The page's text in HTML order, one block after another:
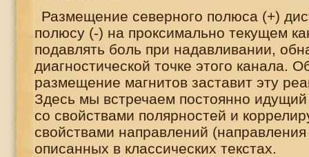
Размещение северного полюса (+)
полюсу (-) на проксимально текущем
подавлять боль при надавливании,
диагностической точке этого канала.
размещение магнитов заставит эту
Здесь мы встречаем постоянно
со свойствами полярностей и
свойствами направлений
описанных в классических текстах.